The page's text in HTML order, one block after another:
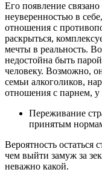
Его появление
неуверенностью в
отношения с
раскрыться,
мечты в реальность.
недостойна быть
человеку. Возможно,
семьи алкоголиков,
отношения с парнем,
Переживание
принятым
Вероятность остаться
чем выйти замуж за
неважно какой.